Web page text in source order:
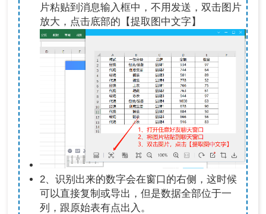
片粘贴到消息输入框中，不用发送，双击图片
放大，点击底部的【提取图中文字】
2、识别出来的数字会在窗口的右侧，这时候
可以直接复制或导出，但是数据全部位于一
列，跟原始表有点出入。